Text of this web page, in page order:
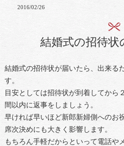
2016/02/26
結婚式の招待状
結婚式の招待状が届いたら、出来る
す。
目安としては招待状が到着してから
間以内に返事をしましょう。
早ければ早いほど新郎新婦側へのお
席次決めにも大きく影響します。
もちろん手軽だからといって電話や